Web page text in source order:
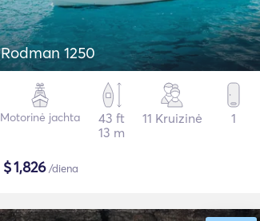
Rodman 1250
Motorinė jachta
43 ft
13 m
11 Kruizinė 1
$1,826/diena